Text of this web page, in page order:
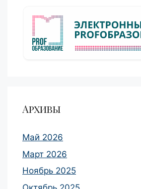
Архивы
Май 2026
Март 2026
Ноябрь 2025